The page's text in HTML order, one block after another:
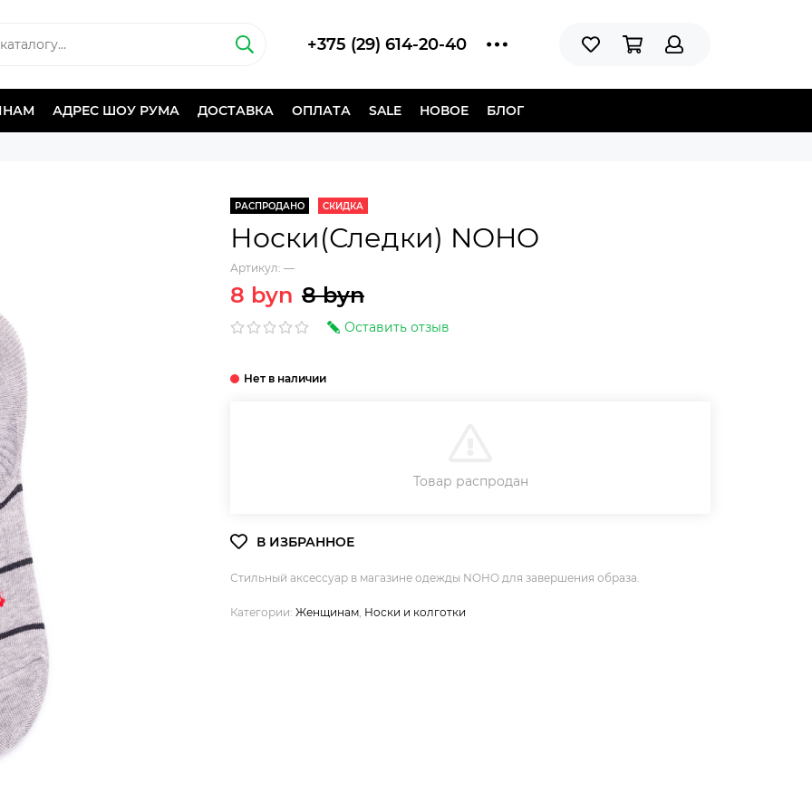
+375 (29) 614-20-40
АДРЕС ШОУ РУМА ДОСТАВКА ОПЛАТА SALE НОВОЕ БЛОГ
РАСПРОДАНО СКИДКА
Носки(Следки) NOHO
Артикул: —
8 byn 8 byn
Оставить отзыв
Товар распродан
Стильный аксессуар в магазине одежды NOHO для завершения образа.
Категории: Женщинам Носки и колготки